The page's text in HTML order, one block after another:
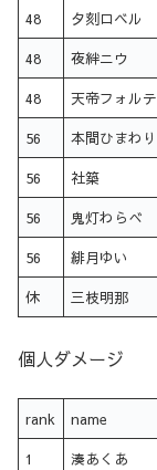
48 夕刻ロベル
48 夜絆ニウ
48 天帝フォルテ
56 本間ひまわり
56 社築
56 鬼灯わらべ
56 緋月ゆい
休 三枝明那
個人ダメージ
rank name
1 湊あくあ